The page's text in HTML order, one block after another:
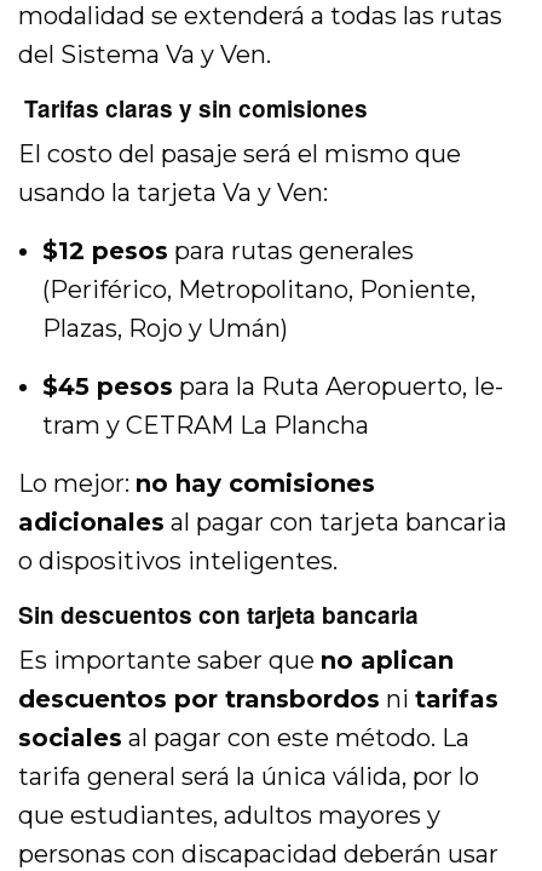
modalidad se extenderá a todas las rutas
del Sistema Va y Ven.
Tarifas claras y sin comisiones
El costo del pasaje será el mismo que
usando la tarjeta Va y Ven:
$12 pesos para rutas generales
(Periférico, Metropolitano, Poniente,
Plazas, Rojo y Umán)
$45 pesos para la Ruta Aeropuerto, Ie-
tram y CETRAM La Plancha
Lo mejor: no hay comisiones
adicionales al pagar con tarjeta bancaria
o dispositivos inteligentes.
Sin descuentos con tarjeta bancaria
Es importante saber que no aplican
descuentos por transbordos nitarifas
sociales al pagar con este método. La
tarifa general será la única válida, por lo
que estudiantes, adultos mayores y
personas con discapacidad deberán usar